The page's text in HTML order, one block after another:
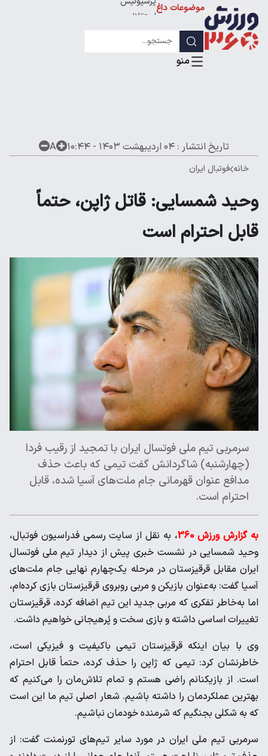
موضوعات داغپرسپولیس
لیگ قهرمانان
تاریخ انتشار : ۰۴ اردیبهشت ۱۴۰۳ - ۱۰:۴۴ A
خانه فوتبال ایران
وحید شمسایی: قاتل ژاپن، حتماً
قابل احترام است
سرمربی تیم ملی فوتسال ایران با تمجید از رقیب فردا
(چهارشنبه) شاگردانش گفت تیمی که باعث حذف
مدافع عنوان قهرمانی جام ملت‌های آسیا شده، قابل
احترام است.
به گزارش ورزش 360
، به نقل از سایت رسمی فدراسیون فوتبال،
وحید شمسایی در نشست خبری پیش از دیدار تیم ملی فوتسال
ایران مقابل قرقیزستان در مرحله یک‌چهارم نهایی جام ملت‌های
آسیا گفت: به‌عنوان بازیکن و مربی روبروی قرقیزستان بازی کرده‌ام،
اما به‌خاطر تفکری که مربی جدید این تیم اضافه کرده، قرقیزستان
تغییرات اساسی داشته و بازی سخت و پُرهیجانی خواهیم داشت.
وی با بیان اینکه قرقیزستان تیمی باکیفیت و فیزیکی است،
خاطرنشان کرد: تیمی که ژاپن را حذف کرده، حتماً قابل احترام
است. از بازیکنانم راضی هستم و تمام تلاش‌مان را می‌کنیم که
بهترین عملکردمان را داشته باشیم. شعار اصلی تیم ما این است
که به شکلی بجنگیم که شرمنده خودمان نباشیم.
سرمربی تیم ملی ایران در مورد سایر تیم‌های تورنمنت گفت: از